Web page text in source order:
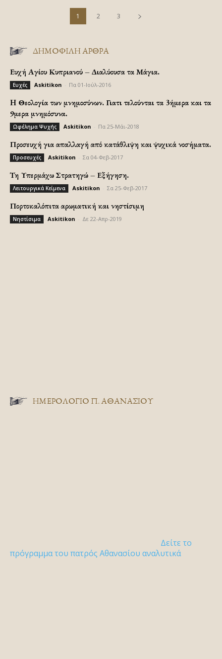
1 2 3
ΔΗΜΟΦΙΛΗ ΑΡΘΡΑ
Ευχή Αγίου Κυπριανού – Διαλύουσα τα Μάγια.
Ευχές Askitikon Πα 01-Ιούλ-2016
H Θεολογία των μνημοσύνων. Γιατι τελούνται τα 3ήμερα και τα
9μερα μνημόσυνα.
Ωφέλημα Ψυχής Askitikon Πα 25-Μάι-2018
Προσευχή για απαλλαγή από κατάθλιψη και ψυχικά νοσήματα.
Προσευχές Askitikon Σα 04-Φεβ-2017
Τη Υπερμάχω Στρατηγώ – Εξήγηση.
Λειτουργικά Κείμενα Askitikon Σα 25-Φεβ-2017
Πορτοκαλόπιτα αρωματική και νηστίσιμη
Νηστίσιμα Askitikon Δε 22-Απρ-2019
ΗΜΕΡΟΛΟΓΙΟ Π. ΑΘΑΝΑΣΙΟΥ
Δείτε το
πρόγραμμα του πατρός Αθανασίου αναλυτικά